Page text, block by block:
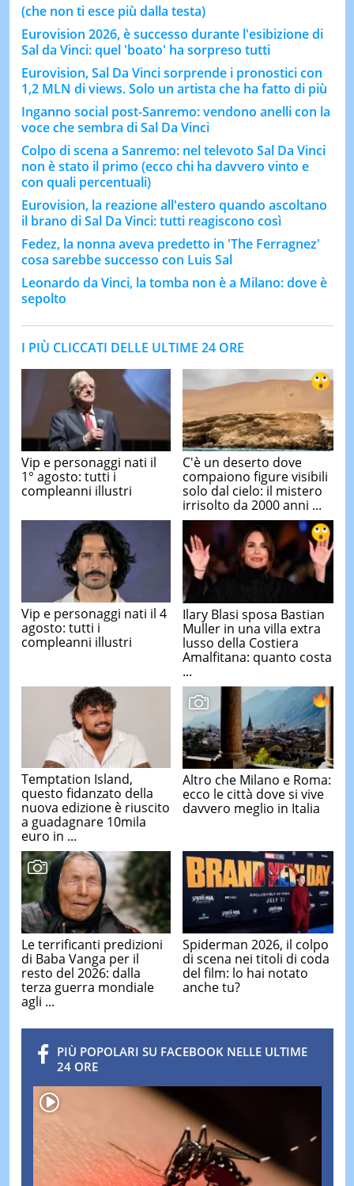
(che non ti esce più dalla testa)
Eurovision 2026, è successo durante l'esibizione di
Sal da Vinci: quel 'boato' ha sorpreso tutti
Eurovision, Sal Da Vinci sorprende i pronostici con
1,2 MLN di views. Solo un artista che ha fatto di più
Inganno social post-Sanremo: vendono anelli con la
voce che sembra di Sal Da Vinci
Colpo di scena a Sanremo: nel televoto Sal Da Vinci
non è stato il primo (ecco chi ha davvero vinto e
con quali percentuali)
Eurovision, la reazione all'estero quando ascoltano
il brano di Sal Da Vinci: tutti reagiscono così
Fedez, la nonna aveva predetto in 'The Ferragnez'
cosa sarebbe successo con Luis Sal
Leonardo da Vinci, la tomba non è a Milano: dove è
sepolto
I PIÙ CLICCATI DELLE ULTIME 24 ORE
Vip e personaggi nati il
1° agosto: tutti i
compleanni illustri
C'è un deserto dove
compaiono figure visibili
solo dal cielo: il mistero
irrisolto da 2000 anni ...
Vip e personaggi nati il 4
agosto: tutti i
compleanni illustri
Ilary Blasi sposa Bastian
Muller in una villa extra
lusso della Costiera
Amalfitana: quanto costa
...
Temptation Island,
questo fidanzato della
nuova edizione è riuscito
a guadagnare 10mila
euro in ...
Altro che Milano e Roma:
ecco le città dove si vive
davvero meglio in Italia
Le terrificanti predizioni
di Baba Vanga per il
resto del 2026: dalla
terza guerra mondiale
agli ...
Spiderman 2026, il colpo
di scena nei titoli di coda
del film: lo hai notato
anche tu?
PIÙ POPOLARI SU FACEBOOK NELLE ULTIME
24 ORE